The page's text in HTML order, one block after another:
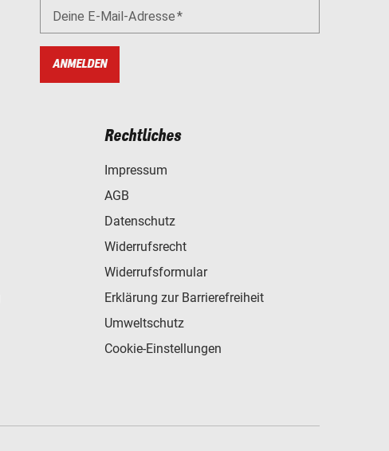
Deine E-Mail-Adresse
ANMELDEN
Rechtliches
Impressum
AGB
Datenschutz
Widerrufsrecht
Widerrufsformular
Erklärung zur Barrierefreiheit
Umweltschutz
Cookie-Einstellungen